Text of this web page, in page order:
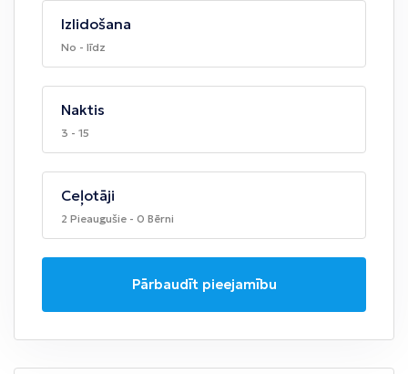
Izlidošana
No - līdz
Naktis
3 - 15
Ceļotāji
2 Pieaugušie - 0 Bērni
Pārbaudīt pieejamību